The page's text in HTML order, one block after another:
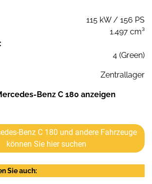
115 kW / 156 PS
1.497 cm³
4 (Green)
Zentrallager
Benz C 180 anzeigen
Benz C 180 und andere Fahrzeuge
können Sie hier suchen
Sie auch: